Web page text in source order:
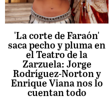
'La corte de Faraón'
saca pecho y pluma en
el Teatro de la
Zarzuela: Jorge
Rodríguez-Norton y
Enrique Viana nos lo
cuentan todo